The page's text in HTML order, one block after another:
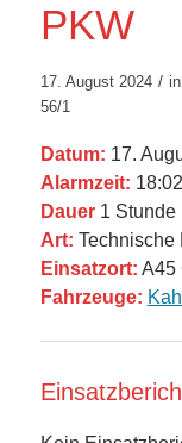
PKW
17. August 2024 / in
56/1
Datum: 17.
Alarmzeit:
Dauer1 Stunde
Art: Technische
Einsatzort: A45
Fahrzeuge: